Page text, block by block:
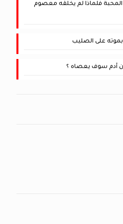
المحبة فلماذا لم يخلقه معصوم
على الصليب
أن أدم سوف يعصاه ؟